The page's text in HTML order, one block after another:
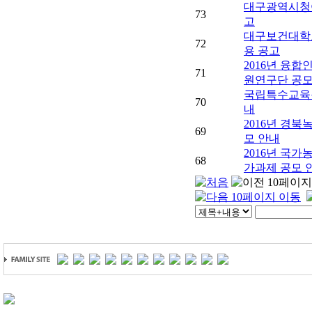
73
대구광역시
고
72
대구보건대
용 공고
71
2016년 융합
원연구단 공
70
국립특수교
내
69
2016년 경북
모 안내
68
2016년 국가
가과제 공모